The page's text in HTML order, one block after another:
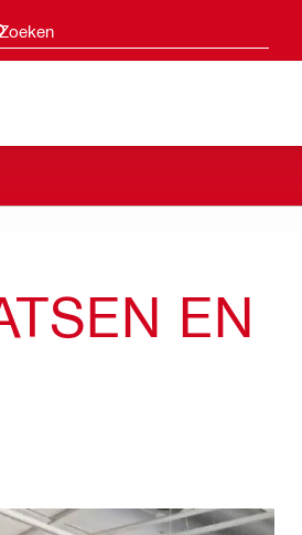
EN